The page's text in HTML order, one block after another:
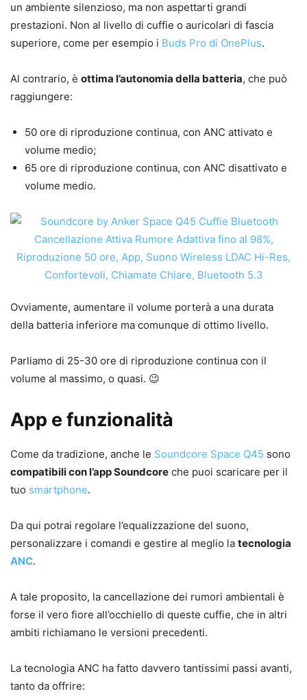
un ambiente silenzioso, ma non aspettarti grandi
prestazioni. Non al livello di cuffie o auricolari di fascia
superiore, come per esempio i Buds Pro di OnePlus.
Al contrario, è ottima l’autonomia della batteria, che può
raggiungere:
50 ore di riproduzione continua, con ANC attivato e
volume medio;
65 ore di riproduzione continua, con ANC disattivato e
volume medio.
Ovviamente, aumentare il volume porterà a una durata
della batteria inferiore ma comunque di ottimo livello.
Parliamo di 25-30 ore di riproduzione continua con il
volume al massimo, o quasi. 😉
App e funzionalità
Come da tradizione, anche le Soundcore Space Q45 sono
compatibili con l’app Soundcore che puoi scaricare per il
tuo smartphone.
Da qui potrai regolare l’equalizzazione del suono,
personalizzare i comandi e gestire al meglio la tecnologia
ANC.
A tale proposito, la cancellazione dei rumori ambientali è
forse il vero fiore all’occhiello di queste cuffie, che in altri
ambiti richiamano le versioni precedenti.
La tecnologia ANC ha fatto davvero tantissimi passi avanti,
tanto da offrire: